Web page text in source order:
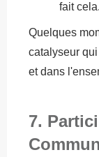
fait cela.
Quelques
catalyseur
et dans
7.